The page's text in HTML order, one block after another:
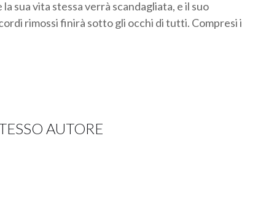
sua vita stessa verrà scandagliata, e il suo
rimossi finirà sotto gli occhi di tutti. Compresi i
AUTORE